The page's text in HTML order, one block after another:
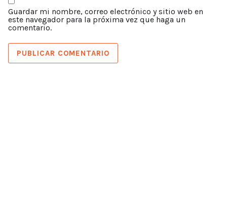
Guardar mi nombre, correo electrónico y sitio web en
este navegador para la próxima vez que haga un
comentario.